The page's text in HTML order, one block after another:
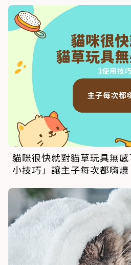
貓咪很快就對貓草玩具無
小技巧」讓主子每次都嗨爆